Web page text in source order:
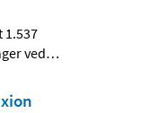
ved…